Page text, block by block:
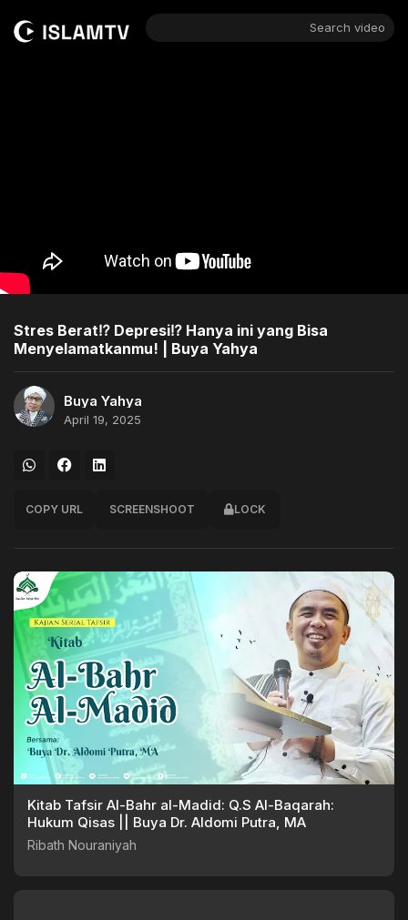
Search video
Stres Berat⁉️ Depresi⁉️ Hanya ini yang Bisa
Menyelamatkanmu! | Buya Yahya
Buya Yahya
April 19, 2025
COPY URL SCREENSHOOT LOCK
Kitab Tafsir Al-Bahr al-Madid: Q.S Al-Baqarah:
Hukum Qisas || Buya Dr. Aldomi Putra, MA
Ribath Nouraniyah